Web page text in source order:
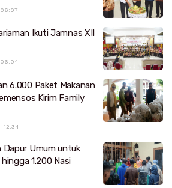
06:07
Ikuti Jamnas XII
06:04
6.000 Paket Makanan
Kirim Family
12:34
Dapur Umum untuk
1.200 Nasi